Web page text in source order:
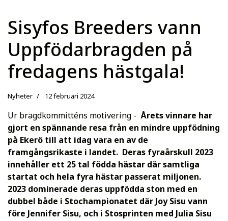
Sisyfos Breeders vann
Uppfödarbragden på
fredagens hästgala!
Nyheter 12 februari 2024
Ur bragdkommitténs motivering - Årets vinnare har
gjort en spännande resa från en mindre uppfödning
på Ekerö till att idag vara en av de
framgångsrikaste i landet. Deras fyraårskull 2023
innehåller ett 25 tal födda hästar där samtliga
startat och hela fyra hästar passerat miljonen.
2023 dominerade deras uppfödda ston med en
dubbel både i Stochampionatet där Joy Sisu vann
före Jennifer Sisu, och i Stosprinten med Julia Sisu